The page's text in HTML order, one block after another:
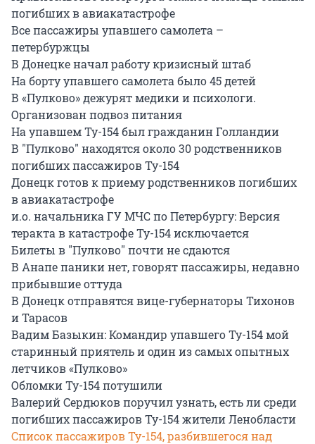
погибших в авиакатастрофе
Все пассажиры упавшего самолета –
петербуржцы
В Донецке начал работу кризисный штаб
На борту упавшего самолета было 45 детей
В «Пулково» дежурят медики и психологи.
Организован подвоз питания
На упавшем Ту-154 был гражданин Голландии
В "Пулково" находятся около 30 родственников
погибших пассажиров Ту-154
Донецк готов к приему родственников погибших
в авиакатастрофе
и.о. начальника ГУ МЧС по Петербургу: Версия
теракта в катастрофе Ту-154 исключается
Билеты в "Пулково" почти не сдаются
В Анапе паники нет, говорят пассажиры, недавно
прибывшие оттуда
В Донецк отправятся вице-губернаторы Тихонов
и Тарасов
Вадим Базыкин: Командир упавшего Ту-154 мой
старинный приятель и один из самых опытных
летчиков «Пулково»
Обломки Ту-154 потушили
Валерий Сердюков поручил узнать, есть ли среди
погибших пассажиров Ту-154 жители Ленобласти
Список пассажиров Ту-154, разбившегося над